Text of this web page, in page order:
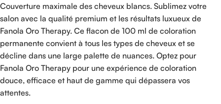
Couverture maximale des cheveux blancs. Sublimez votre
salon avec la qualité premium et les résultats luxueux de
Fanola Oro Therapy. Ce flacon de 100 ml de coloration
permanente convient à tous les types de cheveux et se
décline dans une large palette de nuances. Optez pour
Fanola Oro Therapy pour une expérience de coloration
douce, efficace et haut de gamme qui dépassera vos
attentes.